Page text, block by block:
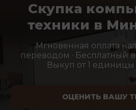
Скупка
техники в
Мгновенная оплата
переводом · Бесплатный
Выкуп от 1
ОЦЕНИТЬ ВАШУ